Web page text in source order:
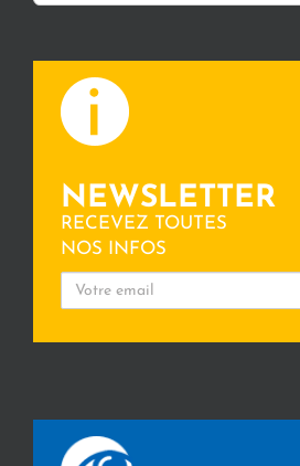
NEWSLETTER
RECEVEZ TOUTES
NOS INFOS